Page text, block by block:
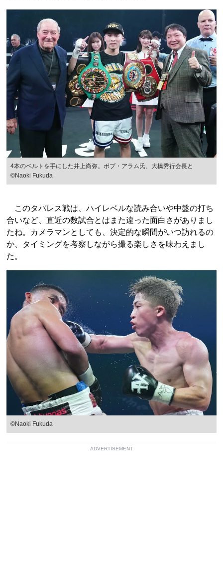
4本のベルトを手にした井上尚弥。ボブ・アラム氏、大橋秀行会長と
©Naoki Fukuda
このタパレス戦は、ハイレベルな読み合いや中盤の打ち
合いなど、直近の数試合とはまた違った面白さがありまし
たね。カメラマンとしても、決定的な瞬間がいつ訪れるの
か、タイミングを考察しながら撮る楽しさを味わえまし
た。
©Naoki Fukuda
ADVERTISEMENT